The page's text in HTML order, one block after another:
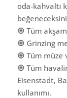
oda-kahvaltı
🧿 Tüm
🧿 Grinzing
🧿 Tüm müze
🧿 Tüm
Eisenstadt,
kullanımı.